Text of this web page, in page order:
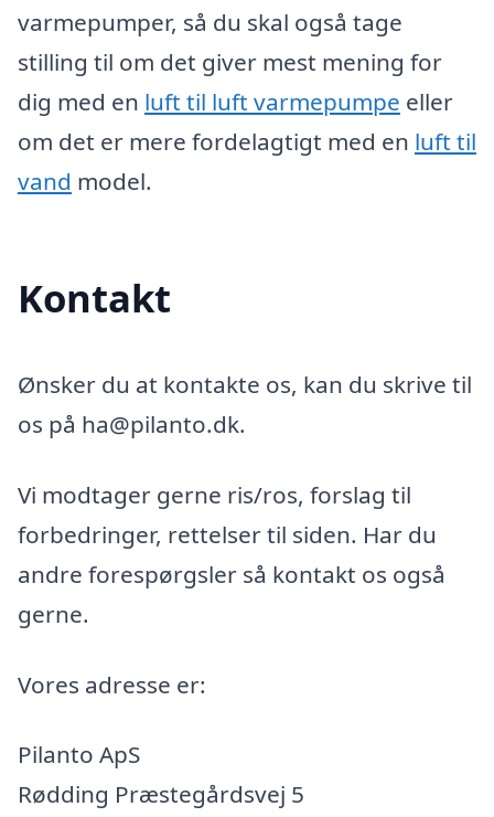
varmepumper, så du skal også tage
stilling til om det giver mest mening for
dig med en luft til luft varmepumpe eller
om det er mere fordelagtigt med en luft til
vand model.
Kontakt
Ønsker du at kontakte os, kan du skrive til
os på ha@pilanto.dk.
Vi modtager gerne ris/ros, forslag til
forbedringer, rettelser til siden. Har du
andre forespørgsler så kontakt os også
gerne.
Vores adresse er:
Pilanto ApS
Rødding Præstegårdsvej 5